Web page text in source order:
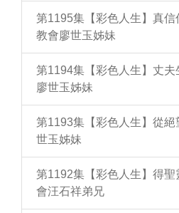
第1195集【彩色人生】真信
教會廖世玉姊妹
第1194集【彩色人生】丈
廖世玉姊妹
第1193集【彩色人生】從
世玉姊妹
第1192集【彩色人生】得
會汪石祥弟兄